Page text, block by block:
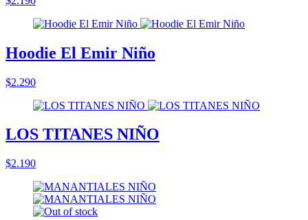
Hoodie El Emir Niño
$2.290
LOS TITANES NIÑO
$2.190